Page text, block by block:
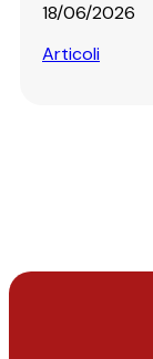
18/06/2026
Articoli